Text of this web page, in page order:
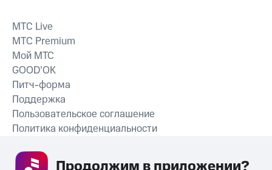
СКАЧАТЬ ПРИЛОЖЕНИЕ
MTС Live
MTС Premium
Мой МТС
GOOD’OK
Питч-форма
Поддержка
Пользовательское соглашение
Политика конфиденциальности